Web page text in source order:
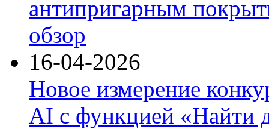
антипригарным
обзор
16-04-2026
Новое измерение
AI с функцией «Найти